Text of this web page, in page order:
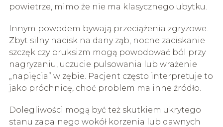
powietrze, mimo że nie ma klasycznego ubytku.
Innym powodem bywają przeciążenia zgryzowe.
Zbyt silny nacisk na dany ząb, nocne zaciskanie
szczęk czy bruksizm mogą powodować ból przy
nagryzaniu, uczucie pulsowania lub wrażenie
„napięcia” w zębie. Pacjent często interpretuje to
jako próchnicę, choć problem ma inne źródło.
Dolegliwości mogą być też skutkiem ukrytego
stanu zapalnego wokół korzenia lub dawnych